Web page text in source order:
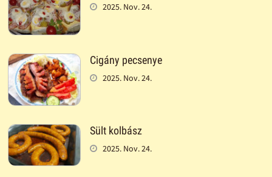
2025. Nov. 24.
Cigány pecsenye
2025. Nov. 24.
Sült kolbász
2025. Nov. 24.